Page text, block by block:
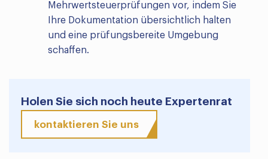
Mehrwertsteuerprüfungen vor, indem Sie
Ihre Dokumentation übersichtlich halten
und eine prüfungsbereite Umgebung
schaffen.
Holen Sie sich noch heute Expertenrat
kontaktieren Sie uns